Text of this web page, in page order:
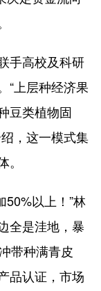
手高校及科研
“上层种经济果
豆类植物固
，这一模式集
以上！”林
全是洼地，暴
带种满青皮
品认证，市场